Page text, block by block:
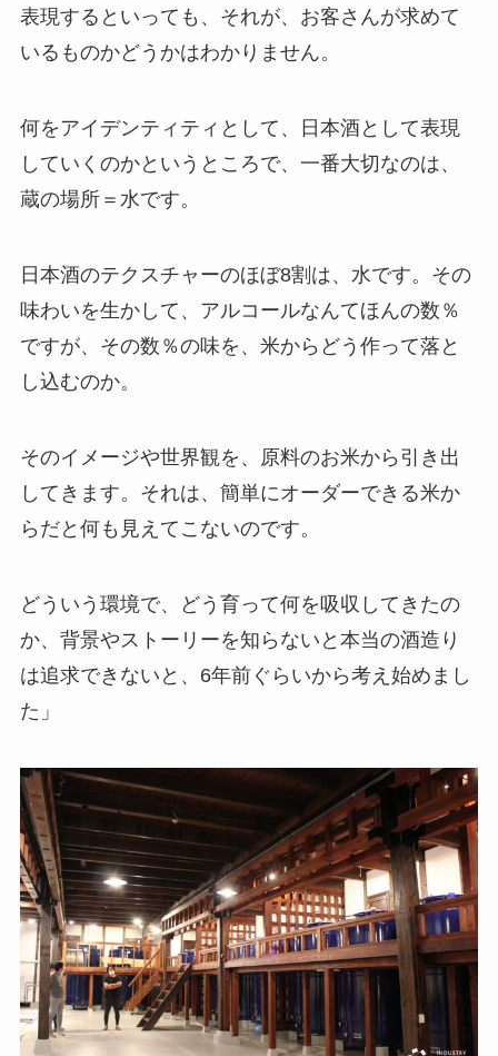
表現するといっても、それが、お客さんが求めて
いるものかどうかはわかりません。
何をアイデンティティとして、日本酒として表現
していくのかというところで、一番大切なのは、
蔵の場所＝水です。
日本酒のテクスチャーのほぼ8割は、水です。その
味わいを生かして、アルコールなんてほんの数％
ですが、その数％の味を、米からどう作って落と
し込むのか。
そのイメージや世界観を、原料のお米から引き出
してきます。それは、簡単にオーダーできる米か
らだと何も見えてこないのです。
どういう環境で、どう育って何を吸収してきたの
か、背景やストーリーを知らないと本当の酒造り
は追求できないと、6年前ぐらいから考え始めまし
た」